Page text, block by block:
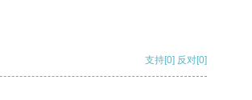
支持[0] 反对[0]